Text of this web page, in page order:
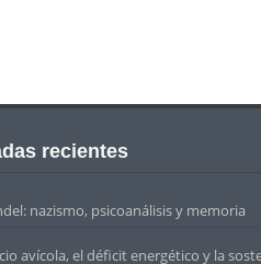
recientes
nazismo, psicoanálisis y memoria
avícola, el déficit energético y la